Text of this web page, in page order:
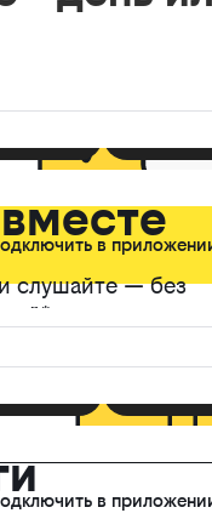
слушайте — без
в
в